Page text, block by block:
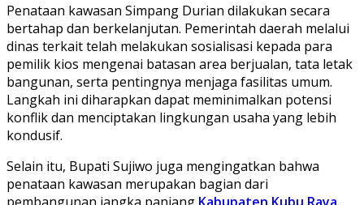
Penataan kawasan Simpang Durian dilakukan secara
bertahap dan berkelanjutan. Pemerintah daerah melalui
dinas terkait telah melakukan sosialisasi kepada para
pemilik kios mengenai batasan area berjualan, tata letak
bangunan, serta pentingnya menjaga fasilitas umum.
Langkah ini diharapkan dapat meminimalkan potensi
konflik dan menciptakan lingkungan usaha yang lebih
kondusif.
Selain itu, Bupati Sujiwo juga mengingatkan bahwa
penataan kawasan merupakan bagian dari